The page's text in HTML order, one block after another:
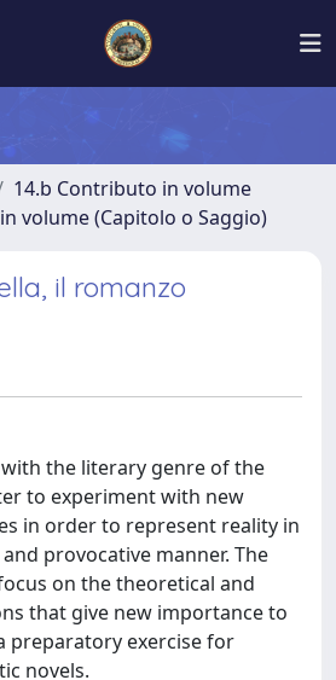
14.b Contributo in volume
volume (Capitolo o Saggio)
il romanzo
with the literary genre of the
to experiment with new
in order to represent reality in
provocative manner. The
on the theoretical and
that give new importance to
preparatory exercise for
novels.